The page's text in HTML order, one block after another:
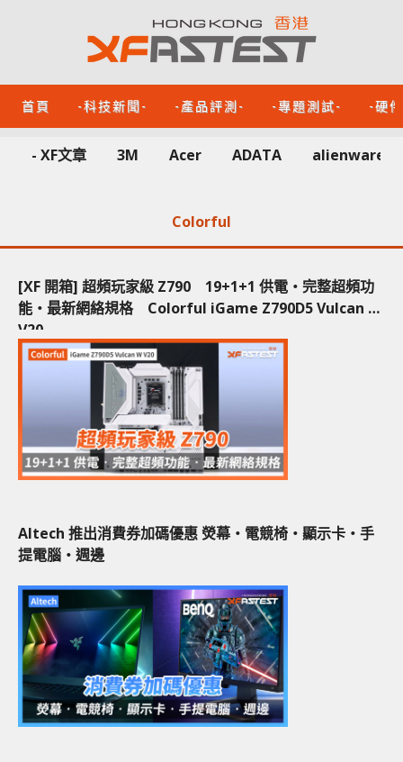
首頁 -科技新聞- -產品評測- -專題測試- -硬
- XF文章 3M Acer ADATA alienware
Colorful
[XF 開箱] 超頻玩家級 Z790 19+1+1 供電‧完整超頻功
能‧最新網絡規格 Colorful iGame Z790D5 Vulcan W
V20
Altech 推出消費券加碼優惠 熒幕‧電競椅‧顯示卡‧手
提電腦‧週邊